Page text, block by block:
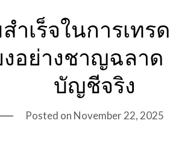
เร็จในการเทร
งอย่างชาญฉลา
บัญชีจริง
Posted on November 22, 2025